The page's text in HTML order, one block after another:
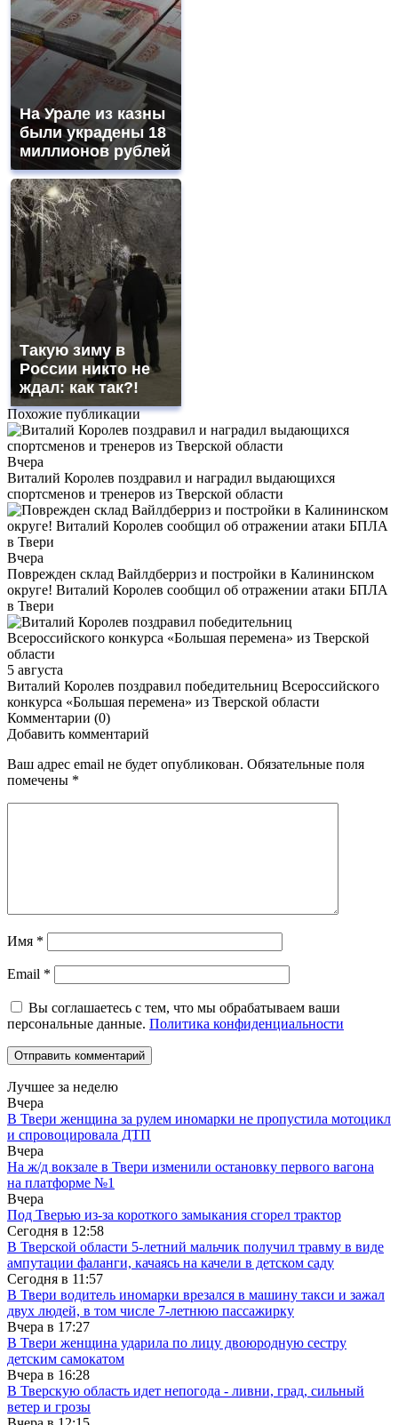
На Урале из казны
были украдены 18
миллионов рублей
Такую зиму в
России никто не
ждал: как так?!
Похожие публикации
Вчера
Виталий Королев поздравил и наградил выдающихся
спортсменов и тренеров из Тверской области
Вчера
Поврежден склад Вайлдберриз и постройки в Калининском
округе! Виталий Королев сообщил об отражении атаки БПЛА
в Твери
5 августа
Виталий Королев поздравил победительниц Всероссийского
конкурса «Большая перемена» из Тверской области
Комментарии (0)
Добавить комментарий
Ваш адрес email не будет опубликован. Обязательные поля
помечены *
Имя *
Email *
Вы соглашаетесь с тем, что мы обрабатываем ваши
персональные данные. Политика конфиденциальности
Лучшее за неделю
Вчера
В Твери женщина за рулем иномарки не пропустила мотоцикл
и спровоцировала ДТП
Вчера
На ж/д вокзале в Твери изменили остановку первого вагона
на платформе №1
Вчера
Под Тверью из-за короткого замыкания сгорел трактор
Сегодня в 12:58
В Тверской области 5-летний мальчик получил травму в виде
ампутации фаланги, качаясь на качели в детском саду
Сегодня в 11:57
В Твери водитель иномарки врезался в машину такси и зажал
двух людей, в том числе 7-летнюю пассажирку
Вчера в 17:27
В Твери женщина ударила по лицу двоюродную сестру
детским самокатом
Вчера в 16:28
В Тверскую область идет непогода - ливни, град, сильный
ветер и грозы